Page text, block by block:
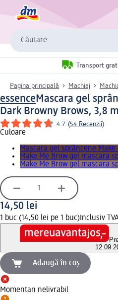
Căutare
Transport
Pagina principală Machiaj
essenceMascara gel
Dark Browny Brows, 3,8
4.7 (54 Recenzii)
Culoare
Mascara gel sprâncene
Make Me Brow gel mascara
Make Me Brow gel mascara
14,50 lei
1 buc (14,50 lei pe 1 buc) Inclusiv
Adaugă în coș
Momentan nelivrabil